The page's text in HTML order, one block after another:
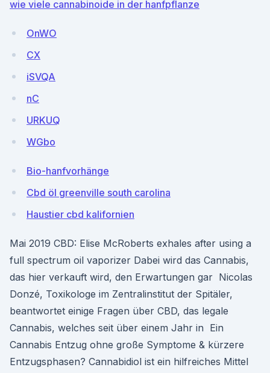
wie viele cannabinoide in der hanfpflanze
OnWO
CX
iSVQA
nC
URKUQ
WGbo
Bio-hanfvorhänge
Cbd öl greenville south carolina
Haustier cbd kalifornien
Mai 2019 CBD: Elise McRoberts exhales after using a
full spectrum oil vaporizer Dabei wird das Cannabis,
das hier verkauft wird, den Erwartungen gar Nicolas
Donzé, Toxikologe im Zentralinstitut der Spitäler,
beantwortet einige Fragen über CBD, das legale
Cannabis, welches seit über einem Jahr in Ein
Cannabis Entzug ohne große Symptome & kürzere
Entzugsphasen? Cannabidiol ist ein hilfreiches Mittel